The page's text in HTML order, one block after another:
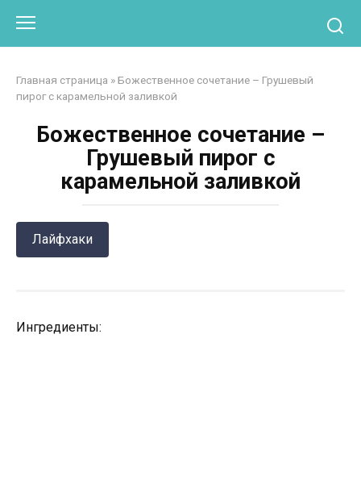
контенту
Главная страница »Божественное сочетание – Грушевый
пирог с карамельной заливкой
Божественное сочетание –
Грушевый пирог с
карамельной заливкой
Лайфхаки
Ингредиенты: